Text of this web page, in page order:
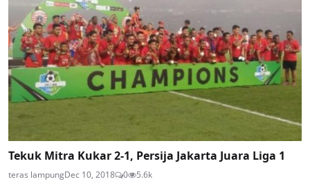
Tekuk Mitra Kukar 2-1, Persija Jakarta Juara Liga 1
teras lampungDec 10, 2018 0 5.6k